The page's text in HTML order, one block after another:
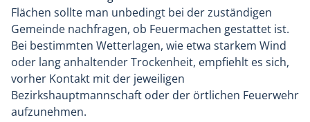
Flächen sollte man unbedingt bei der zuständigen
Gemeinde nachfragen, ob Feuermachen gestattet ist.
Bei bestimmten Wetterlagen, wie etwa starkem Wind
oder lang anhaltender Trockenheit, empfiehlt es sich,
vorher Kontakt mit der jeweiligen
Bezirkshauptmannschaft oder der örtlichen Feuerwehr
aufzunehmen.